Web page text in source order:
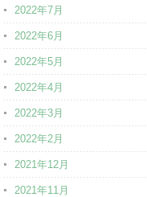
2022年7月
2022年6月
2022年5月
2022年4月
2022年3月
2022年2月
2021年12月
2021年11月